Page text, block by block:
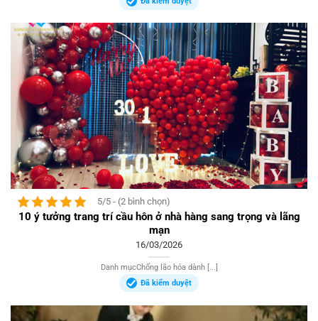
5/5 - (2 bình chọn)
10 ý tưởng trang trí cầu hôn ở nhà hàng sang trọng và lãng
mạn
16/03/2026
Danh mụcChống lão hóa dành [...]
Đã kiểm duyệt